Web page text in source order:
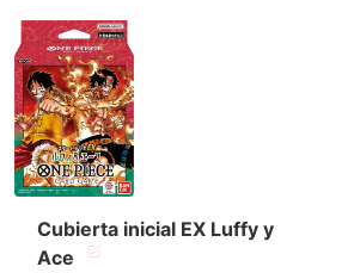
Cubierta inicial EX Luffy y
Ace